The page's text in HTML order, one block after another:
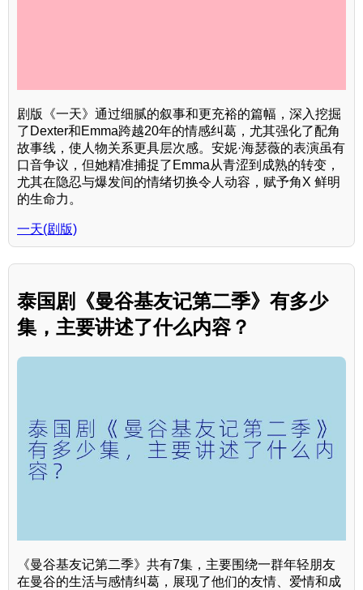
剧版《一天》通过细腻的叙事和更充裕的篇幅，深入挖掘
了Dexter和Emma跨越20年的情感纠葛，尤其强化了配角
故事线，使人物关系更具层次感。安妮·海瑟薇的表演虽有
口音争议，但她精准捕捉了Emma从青涩到成熟的转变，
尤其在隐忍与爆发间的情绪切换令人动容，赋予角X 鲜明
的生命力。
一天(剧版)
泰国剧《曼谷基友记第二季》有多少
集，主要讲述了什么内容？
《曼谷基友记第二季》共有7集，主要围绕一群年轻朋友
在曼谷的生活与感情纠葛，展现了他们的友情、爱情和成